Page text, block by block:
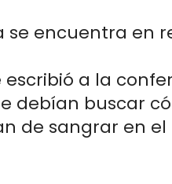
se encuentra en
escribió a la
debían buscar
de sangrar en